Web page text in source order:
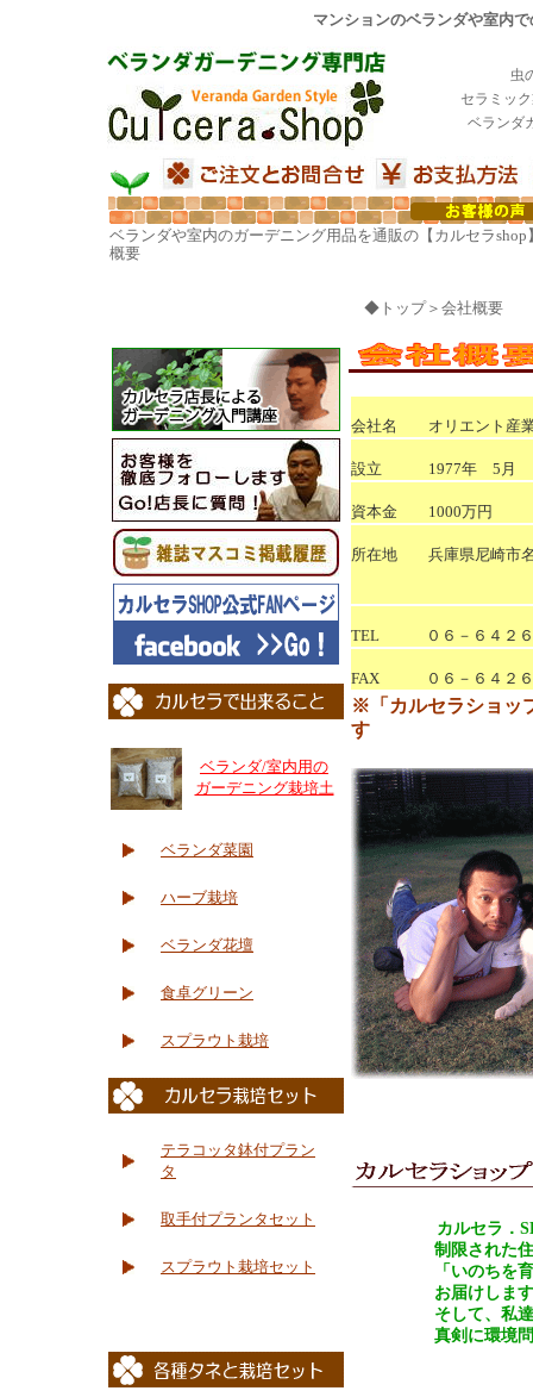
マンションのベランダや室内
虫
セラミッ
ベランダ
ベランダや室内のガーデニング用品を通販の【カルセラshop
概要
ベランダ/室内用の
ガーデニング栽培土
ベランダ菜園
ハーブ栽培
ベランダ花壇
食卓グリーン
スプラウト栽培
テラコッタ鉢付プラン
タ
取手付プランタセット
スプラウト栽培セット
◆ トップ＞会社概要
会社名 オリエント産
設立 1977年 5月
資本金 1000万円
所在地 兵庫県尼崎市名
TEL ０６－６４２６
FAX ０６－６４２６
※「カルセラショッ
す
カルセラ．
制限された住宅環
「いのちを育てる
お届けします
そして、私達の大
真剣に環境問題